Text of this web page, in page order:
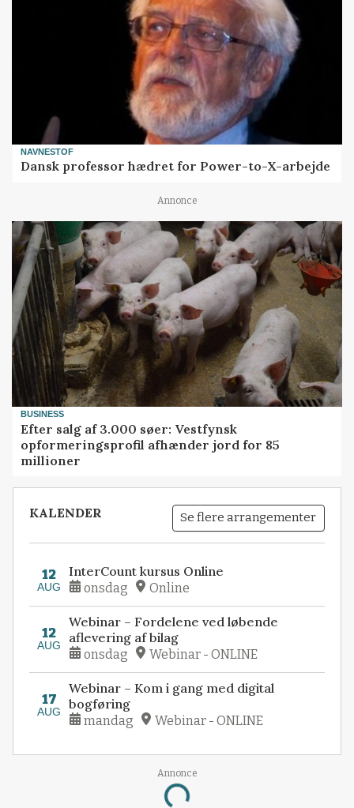
NAVNESTOF
Dansk professor hædret for Power-to-X-arbejde
Annonce
BUSINESS
Efter salg af 3.000 søer: Vestfynsk
opformeringsprofil afhænder jord for 85
millioner
KALENDER Se flere arrangementer
12
AUG
InterCount kursus Online
onsdag Online
12
AUG
Webinar – Fordelene ved løbende
aflevering af bilag
onsdag Webinar - ONLINE
17
AUG
Webinar – Kom i gang med digital
bogføring
mandag Webinar - ONLINE
Annonce